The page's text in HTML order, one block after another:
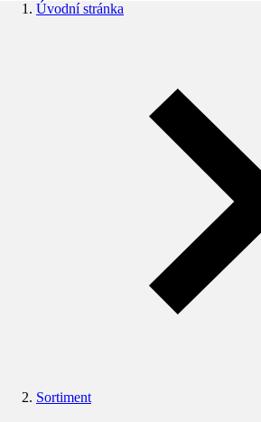
Úvodní stránka
Sortiment